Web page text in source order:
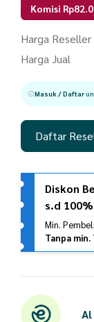
Komisi
Harga Reseller
Harga Jual
Masuk / Daftar
Daftar
Diskon
s.d 100%
Min.
Tanpa min.